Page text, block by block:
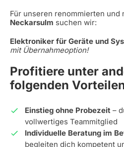
Für unseren renommierten und
Neckarsulm suchen wir:
Elektroniker für Geräte und
mit Übernahmeoption!
Profitiere unter
folgenden
Einstieg ohne Probezeit –
vollwertiges Teammitglied
Individuelle Beratung im
begleiten dich kompetent